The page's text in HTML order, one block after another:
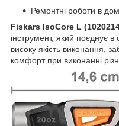
Ремонтні роботи в
Fiskars IsoCore L
інструмент, який поєднує в
високу якість виконання,
комфорт при виконанні